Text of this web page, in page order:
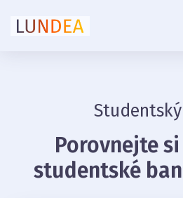
Porovnejte
studentské